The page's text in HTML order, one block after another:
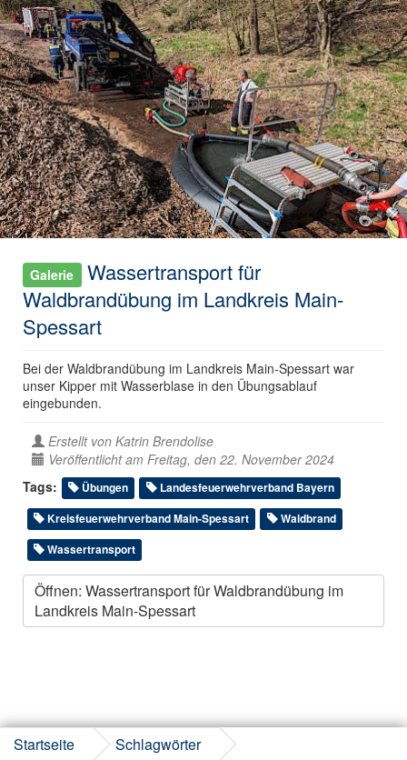
Galerie
Wassertransport für
Waldbrandübung im Landkreis Main-
Spessart
Bei der Waldbrandübung im Landkreis Main-Spessart war
unser Kipper mit Wasserblase in den Übungsablauf
eingebunden.
Erstellt von Katrin Brendolise
Veröffentlicht am Freitag, den 22. November 2024
Tags:
Übungen
Landesfeuerwehrverband Bayern
Kreisfeuerwehrverband Main-Spessart
Waldbrand
Wassertransport
Öffnen: Wassertransport für Waldbrandübung im
Landkreis Main-Spessart
Startseite Schlagwörter